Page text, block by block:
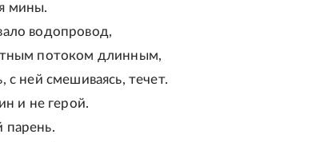
мины.
водопровод,
потоком длинным,
с ней смешиваясь, течет.
и не герой.
парень.